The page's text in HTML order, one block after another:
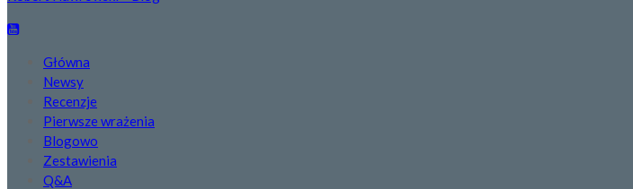
Główna
Newsy
Recenzje
Pierwsze wrażenia
Blogowo
Zestawienia
Q&A